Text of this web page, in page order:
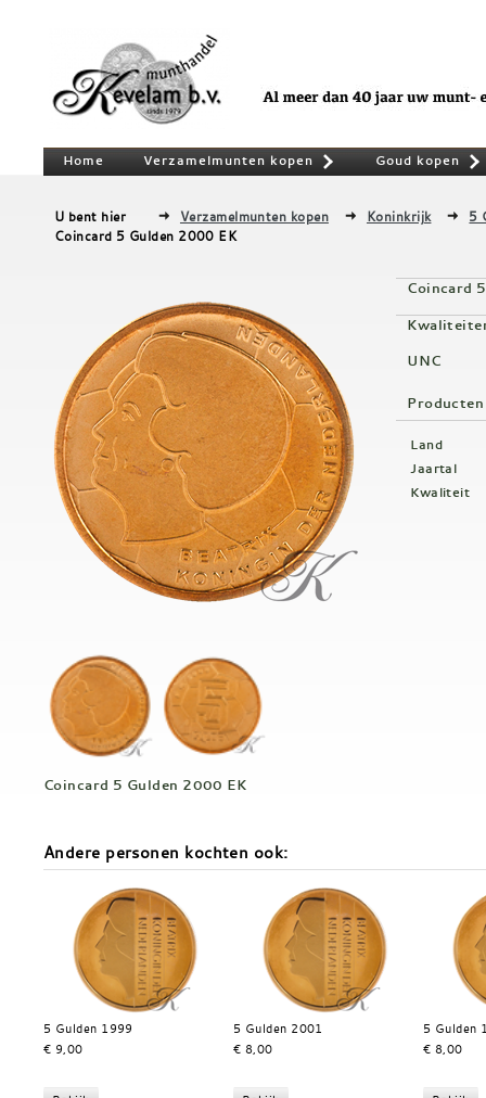
Home Verzamelmunten kopen Goud kopen
U bent hier Verzamelmunten kopen Koninkrijk
5
Coincard 5 Gulden 2000 EK
Coincard 5 Gulden 2000 EK
Coincard
UNC
Land
Jaartal
Kwaliteit
Andere personen kochten ook:
5 Gulden 1999
€ 9,00
5 Gulden 2001
€ 8,00
5 Gulden
€ 8,00